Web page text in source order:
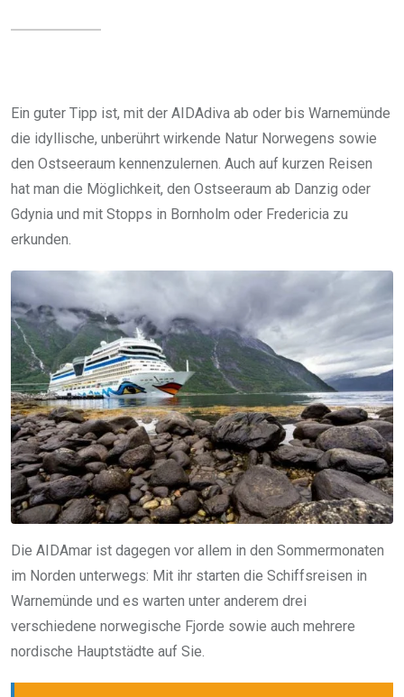
Ein guter Tipp ist, mit der AIDAdiva ab oder bis Warnemünde
die idyllische, unberührt wirkende Natur Norwegens sowie
den Ostseeraum kennenzulernen. Auch auf kurzen Reisen
hat man die Möglichkeit, den Ostseeraum ab Danzig oder
Gdynia und mit Stopps in Bornholm oder Fredericia zu
erkunden.
Die AIDAmar ist dagegen vor allem in den Sommermonaten
im Norden unterwegs: Mit ihr starten die Schiffsreisen in
Warnemünde und es warten unter anderem drei
verschiedene norwegische Fjorde sowie auch mehrere
nordische Hauptstädte auf Sie.